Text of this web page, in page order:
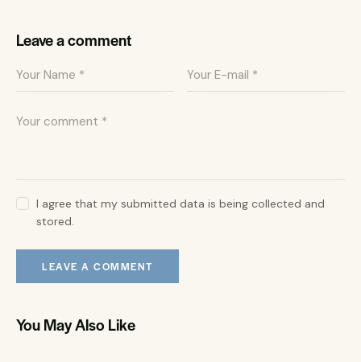
Leave a comment
I agree that my submitted data is being collected and
stored.
You May Also Like